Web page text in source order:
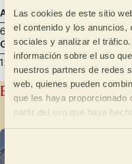
Las cookies de este sitio
el contenido y los anuncios,
sociales y analizar el
información sobre el uso
nuestros partners de redes
web, quienes pueden
que les haya proporcionado
partir del uso que haya
Agtron
65 - Light Medium
Tostado
8.00 min
Gramaje
12 g
Mililitros
Estación de lavado